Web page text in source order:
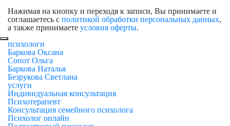
Нажимая на кнопку и переходя к записи, Вы принимаете и
соглашаетесь с политикой обработки персональных данных,
а также принимаете условия оферты.
психологи
Баркова Оксана
Сопот Ольга
Баркова Наталья
Безрукова Светлана
услуги
Индивидуальная консультация
Психотерапевт
Консультация семейного психолога
Психолог онлайн